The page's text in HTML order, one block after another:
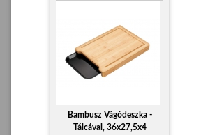
Bambusz Vágódeszka -
Tálcával, 36x27,5x4